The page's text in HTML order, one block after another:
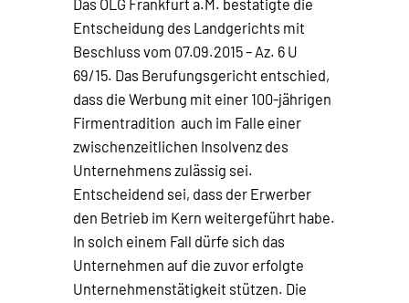
Das OLG Frankfurt a.M. bestätigte die
Entscheidung des Landgerichts mit
Beschluss vom 07.09.2015 – Az. 6 U
69/15. Das Berufungsgericht entschied,
dass die Werbung mit einer 100-jährigen
Firmentradition auch im Falle einer
zwischenzeitlichen Insolvenz des
Unternehmens zulässig sei.
Entscheidend sei, dass der Erwerber
den Betrieb im Kern weitergeführt habe.
In solch einem Fall dürfe sich das
Unternehmen auf die zuvor erfolgte
Unternehmenstätigkeit stützen. Die